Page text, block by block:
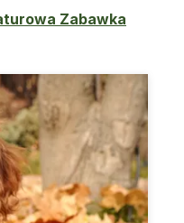
Zabawka